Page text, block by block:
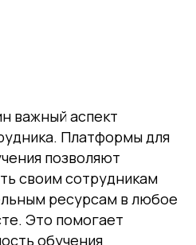
важный аспект
Платформы для
позволяют
своим сотрудникам
ресурсам в любое
Это помогает
обучения